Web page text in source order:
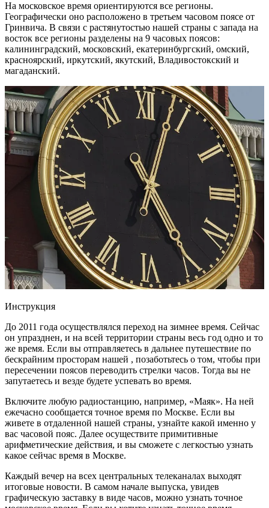
На московское время ориентируются все регионы.
Географически оно расположено в третьем часовом поясе от
Гринвича. В связи с растянутостью нашей страны с запада на
восток все регионы разделены на 9 часовых поясов:
калининградский, московский, екатеринбургский, омский,
красноярский, иркутский, якутский, Владивостокский и
магаданский.
Инструкция
До 2011 года осуществлялся переход на зимнее время. Сейчас
он упразднен, и на всей территории страны весь год одно и то
же время. Если вы отправляетесь в дальнее путешествие по
бескрайним просторам нашей , позаботьтесь о том, чтобы при
пересечении поясов переводить стрелки часов. Тогда вы не
запутаетесь и везде будете успевать во время.
Включите любую радиостанцию, например, «Маяк». На ней
ежечасно сообщается точное время по Москве. Если вы
живете в отдаленной нашей страны, узнайте какой именно у
вас часовой пояс. Далее осуществите примитивные
арифметические действия, и вы сможете с легкостью узнать
какое сейчас время в Москве.
Каждый вечер на всех центральных телеканалах выходят
итоговые новости. В самом начале выпуска, увидев
графическую заставку в виде часов, можно узнать точное